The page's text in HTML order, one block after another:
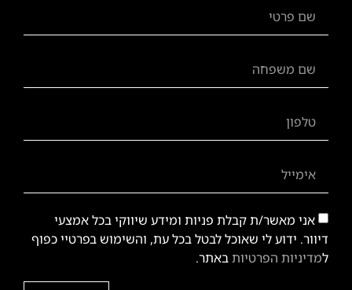
אני מאשר/ת קבלת פניות ומידע שיווקי בכל אמצעי
דיוור. ידוע לי שאוכל לבטל בכל עת, והשימוש בפרטיי כפוף
למדיניות הפרטיותבאתר.